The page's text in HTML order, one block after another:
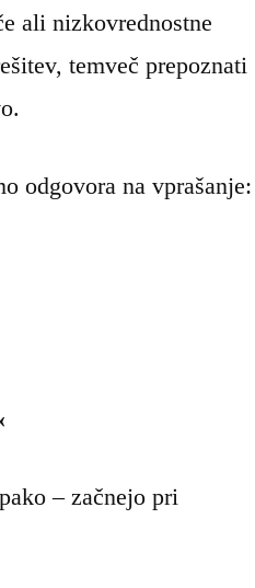
ali nizkovrednostne
temveč prepoznati
odgovora na vprašanje:
– začnejo pri